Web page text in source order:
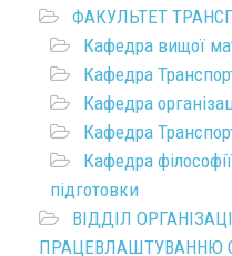
ФАКУЛЬТЕТ
Кафедра вищої
Кафедра
Кафедра
Кафедра
Кафедра
підготовки
ВІДДІЛ
ПРАЦЕВЛАШТУВАННЮ